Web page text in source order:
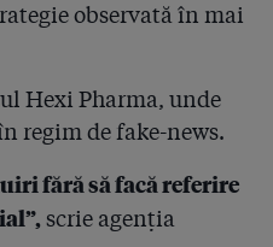
momentul în care primim
informați”
împotriva lui Condrea l-a
pe procurorul de caz.
1. L-ați filat? 2.
României și cele ale CSAT au
observată în mai
Hexi Pharma, unde
regim de fake-news.
fără să facă referire
scrie agenția